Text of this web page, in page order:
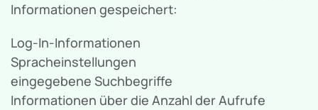
Informationen gespeichert:
Log-In-Informationen
Spracheinstellungen
eingegebene Suchbegriffe
Informationen über die Anzahl der Aufrufe